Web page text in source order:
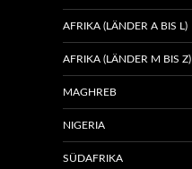
AFRIKA (LÄNDER A BIS L)
AFRIKA (LÄNDER M BIS Z)
MAGHREB
NIGERIA
SÜDAFRIKA